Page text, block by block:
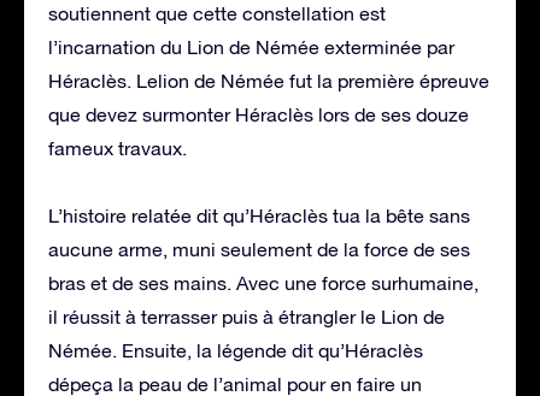
soutiennent que cette constellation est
l’incarnation du Lion de Némée exterminée par
Héraclès. Lelion de Némée fut la première épreuve
que devez surmonter Héraclès lors de ses douze
fameux travaux.
L’histoire relatée dit qu’Héraclès tua la bête sans
aucune arme, muni seulement de la force de ses
bras et de ses mains. Avec une force surhumaine,
il réussit à terrasser puis à étrangler le Lion de
Némée. Ensuite, la légende dit qu’Héraclès
dépeça la peau de l’animal pour en faire un